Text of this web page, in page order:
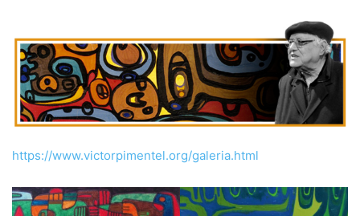
https://www.victorpimentel.org/galeria.html